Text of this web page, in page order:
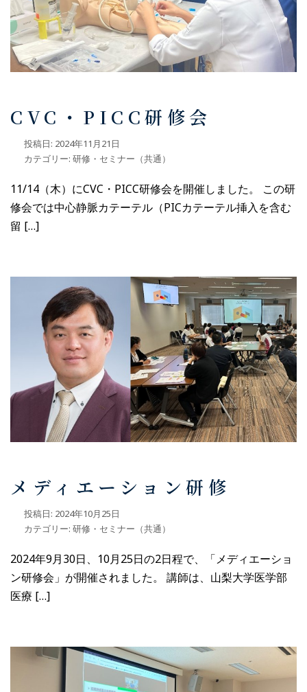
CVC・PICC研修会
投稿日: 2024年11月21日
カテゴリー: 研修・セミナー（共通）
11/14（木）にCVC・PICC研修会を開催しました。 この研
修会では中心静脈カテーテル（PICカテーテル挿入を含む
留 […]
メディエーション研修
投稿日: 2024年10月25日
カテゴリー: 研修・セミナー（共通）
2024年9月30日、10月25日の2日程で、「メディエーショ
ン研修会」が開催されました。 講師は、山梨大学医学部
医療 […]